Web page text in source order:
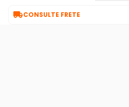
CONSULTE FRETE